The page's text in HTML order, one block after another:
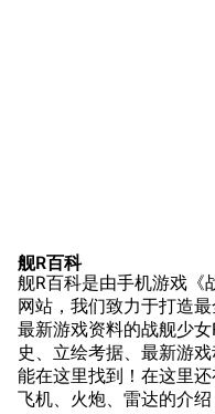
Shipbucket像素战
舰
战
1950
美
平
第一战：中途岛海战
东所罗门海战
圣克鲁斯海战
击沉比睿号
反潜作战
舰R百科
舰R百科是由手机游戏《
网站，我们致力于打造
最新游戏资料的战舰少
史、立绘考据、最新游
能在这里找到！在这里
飞机、火炮、雷达的介绍